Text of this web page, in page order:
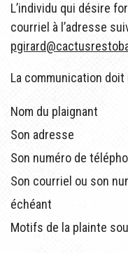
L’individu qui désire
courriel à l’adresse
La communication
Nom du plaignant
Son adresse
Son numéro de
Son courriel ou son
échéant
Motifs de la plainte